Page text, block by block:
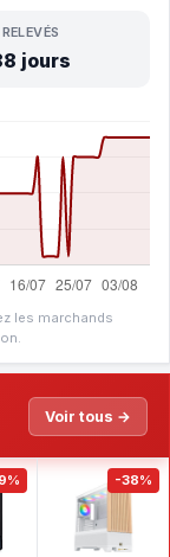
RELEVÉS
jours
les marchands
Voir tous →
-38%